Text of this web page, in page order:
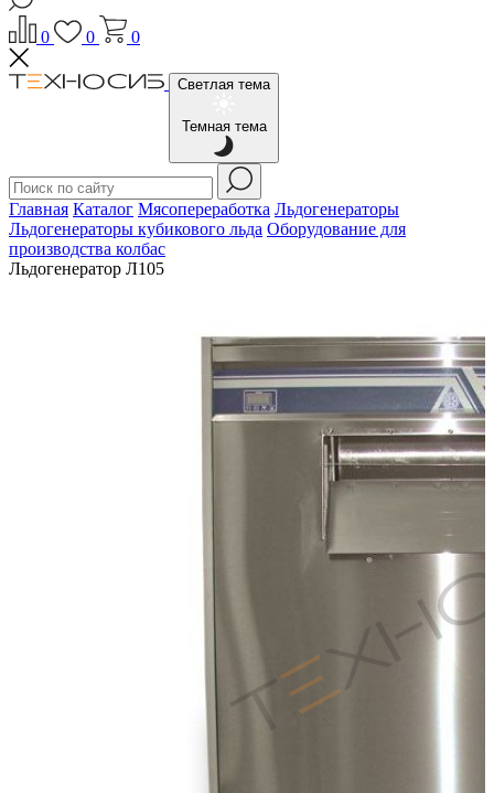
0 0 0
Светлая тема
Темная тема
Главная Каталог Мясопереработка Льдогенераторы
Льдогенераторы кубикового льда Оборудование для
производства колбас
Льдогенератор Л105